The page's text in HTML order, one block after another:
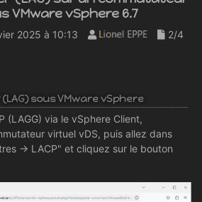
VMware vSphere 6.7
2025 à 10:13 2/4
(LAG) sous VMware vSphere
(LAGG) via le vSphere Client,
virtuel vDS, puis allez dans
-> LACP" et cliquez sur le bouton